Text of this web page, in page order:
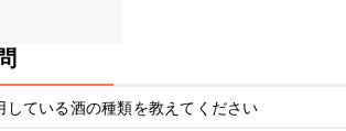
している酒の種類を教えてください